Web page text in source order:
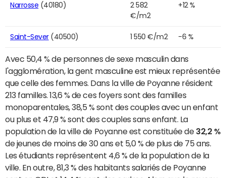
Narrosse (40180)
2 582
€/m2
+12 %
Saint-Sever(40500) 1 550 €/m2 -6 %
Avec 50,4 % de personnes de sexe masculin dans
l'agglomération, la gent masculine est mieux représentée
que celle des femmes. Dans la ville de Poyanne résident
213 familles. 13,6 % de ces foyers sont des familles
monoparentales, 38,5 % sont des couples avec un enfant
ou plus et 47,9 % sont des couples sans enfant. La
population de la ville de Poyanne est constituée de 32,2 %
de jeunes de moins de 30 ans et 5,0 % de plus de 75 ans.
Les étudiants représentent 4,6 % de la population de la
ville. En outre, 81,3 % des habitants salariés de Poyanne